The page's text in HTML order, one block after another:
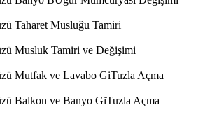
Taharet Musluğu Tamiri
Musluk Tamiri ve Değişimi
Mutfak ve Lavabo GiTuzla Açma
Balkon ve Banyo GiTuzla Açma